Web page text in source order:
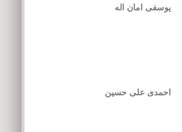
یوسفی امان اله
احمدی علی حسین